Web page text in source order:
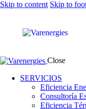
Skip to content Skip to
Close
SERVICIOS
Eficiencia
Consultoría
Eficiencia